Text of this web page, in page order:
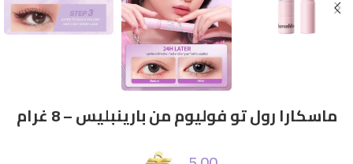
ماسكارا رول تو فوليوم من بارينبليس – 8 غرام